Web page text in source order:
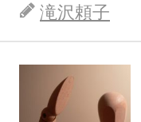
滝沢頼子